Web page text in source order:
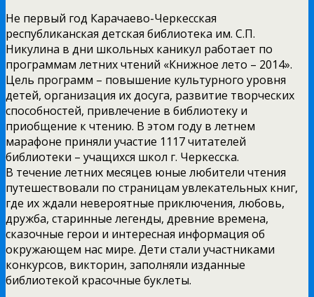
Не первый год Карачаево-Черкесская
республиканская детская библиотека им. С.П.
Никулина в дни школьных каникул работает по
программам летних чтений «Книжное лето – 2014».
Цель программ – повышение культурного уровня
детей, организация их досуга, развитие творческих
способностей, привлечение в библиотеку и
приобщение к чтению. В этом году в летнем
марафоне приняли участие 1117 читателей
библиотеки – учащихся школ г. Черкесска.
В течение летних месяцев юные любители чтения
путешествовали по страницам увлекательных книг,
где их ждали невероятные приключения, любовь,
дружба, старинные легенды, древние времена,
сказочные герои и интересная информация об
окружающем нас мире. Дети стали участниками
конкурсов, викторин, заполняли изданные
библиотекой красочные буклеты.